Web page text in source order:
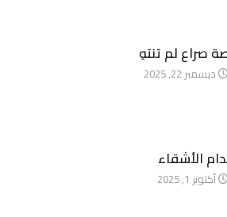
صراع لم تنتهِ
ديسمبر 22, 2025
الأشقاء
أكتوبر 1, 2025